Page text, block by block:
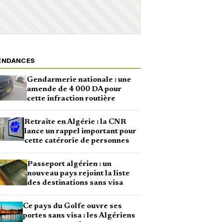
Gendarmerie nationale : une
amende de 4 000 DA pour
cette infraction routière
Retraite en Algérie : la CNR
lance un rappel important pour
cette catérorie de personnes
Passeport algérien : un
nouveau pays rejoint la liste
des destinations sans visa
Ce pays du Golfe ouvre ses
portes sans visa : les Algériens